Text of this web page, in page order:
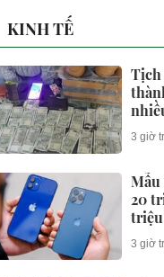
KINH TẾ
Tịch
một
3 giờ
Mẫu
20
3 giờ